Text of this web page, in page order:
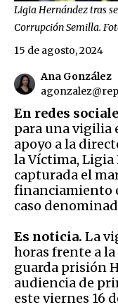
Ligia Hernández tras
Corrupción Semilla.
Ana González
15 de agosto, 2024
En redes
para una vigilia
apoyo a la
la Víctima, Ligia
capturada el
financiamiento
caso
Es noticia. La
horas frente a
guarda prisión
audiencia de
este viernes 16